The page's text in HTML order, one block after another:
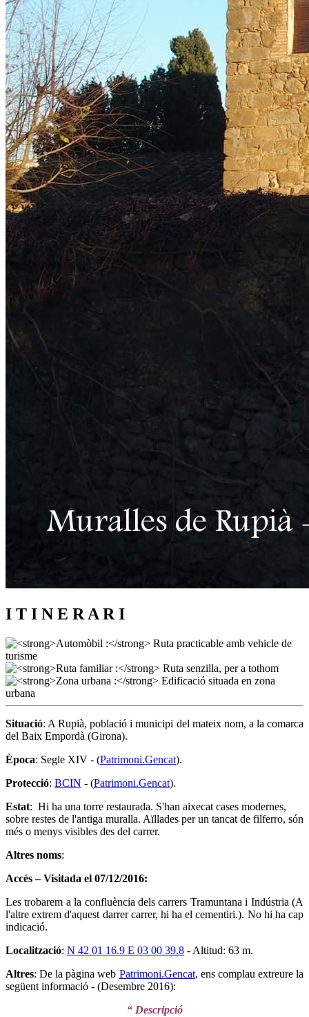
I T I N E R A R I
Situació: A Rupià, població i municipi del mateix nom, a la comarca
del Baix Empordà (Girona).
Època: Segle XIV - (Patrimoni.Gencat).
Protecció: BCIN - (Patrimoni.Gencat).
Estat: Hi ha una torre restaurada. S'han aixecat cases modernes,
sobre restes de l'antiga muralla. Aïllades per un tancat de filferro, són
més o menys visibles des del carrer.
Altres noms:
Accés – Visitada el 07/12/2016:
Les trobarem a la confluència dels carrers Tramuntana i Indústria (A
l'altre extrem d'aquest darrer carrer, hi ha el cementiri.). No hi ha cap
indicació.
Localització: N 42 01 16.9 E 03 00 39.8 - Altitud: 63 m.
Altres: De la pàgina web Patrimoni.Gencat, ens complau extreure la
següent informació - (Desembre 2016):
“ Descripció